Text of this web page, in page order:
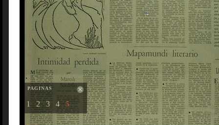
PAGINAS
1 2 3 4 5